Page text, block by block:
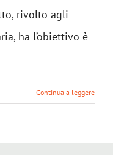
rivolto agli
ha l’obiettivo è
Continua a leggere